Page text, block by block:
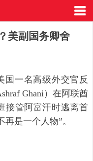
美副国务卿舍
国一名高级外交官反
Ghani）在阿联酋
接管阿富汗时逃离首
是一个人物”。